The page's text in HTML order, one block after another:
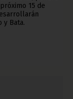
15 de
y Bata.